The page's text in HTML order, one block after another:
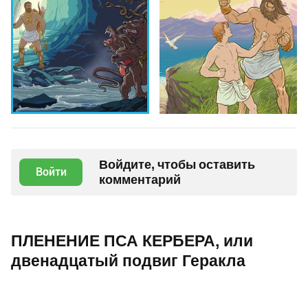
Войти
Войдите, чтобы оставить
комментарий
ПЛЕНЕНИЕ ПСА КЕРБЕРА, или
двенадцатый подвиг Геракла